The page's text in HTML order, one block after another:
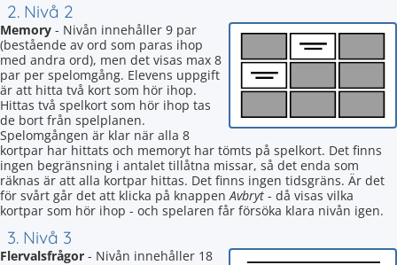
2. Nivå 2
Memory - Nivån innehåller 9 par
(bestående av ord som paras ihop
med andra ord), men det visas max 8
par per spelomgång. Elevens uppgift
är att hitta två kort som hör ihop.
Hittas två spelkort som hör ihop tas
de bort från spelplanen.
Spelomgången är klar när alla 8
kortpar har hittats och memoryt har tömts på spelkort. Det finns
ingen begränsning i antalet tillåtna missar, så det enda som
räknas är att alla kortpar hittas. Det finns ingen tidsgräns. Är det
för svårt går det att klicka på knappenAvbryt - då visas vilka
kortpar som hör ihop - och spelaren får försöka klara nivån igen.
3. Nivå 3
Flervalsfrågor - Nivån innehåller 18